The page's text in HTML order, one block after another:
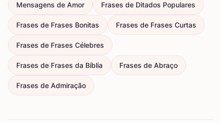
Mensagens de Amor Frases de Ditados Populares
Frases de Frases Bonitas Frases de Frases Curtas
Frases de Frases Célebres
Frases de Frases da Bíblia Frases de Abraço
Frases de Admiração